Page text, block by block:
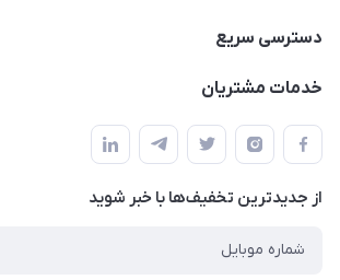
09012926386
دسترسی سریع
حساب کاربری
لیست محصولات
درباره ما
خدمات مشتریان
قوانین و مقررات
حریم خصوصی
راهنما
از جدید‌ترین تخفیف‌ها با‌ خبر شوید